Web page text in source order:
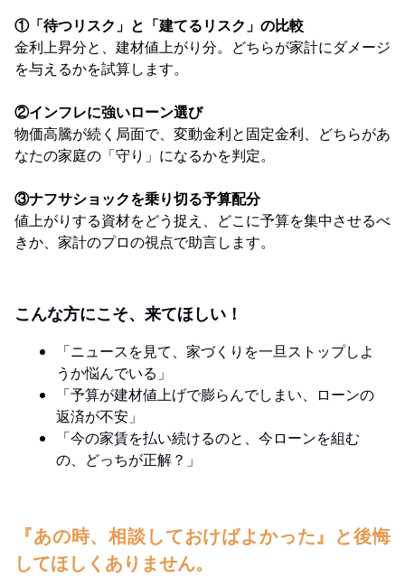
①「待つリスク」と「建てるリスク」の比較
金利上昇分と、建材値上がり分。どちらが家計にダメージ
を与えるかを試算します。
②インフレに強いローン選び
物価高騰が続く局面で、変動金利と固定金利、どちらがあ
なたの家庭の「守り」になるかを判定。
③ナフサショックを乗り切る予算配分
値上がりする資材をどう捉え、どこに予算を集中させるべ
きか、家計のプロの視点で助言します。
こんな方にこそ、来てほしい！
「ニュースを見て、家づくりを一旦ストップしよ
うか悩んでいる」
「予算が建材値上げで膨らんでしまい、ローンの
返済が不安」
「今の家賃を払い続けるのと、今ローンを組む
の、どっちが正解？」
『あの時、相談しておけばよかった』と後悔
してほしくありません。